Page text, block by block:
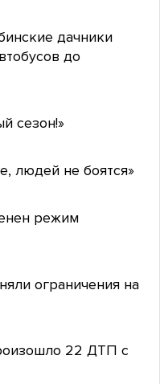
дачники
до
сезон!»
людей не боятся»
режим
ограничения на
22 ДТП с